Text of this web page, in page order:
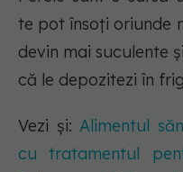
te pot însoți oriunde
devin mai suculente
că le depozitezi în
Vezi și:Alimentul
cu tratamentul